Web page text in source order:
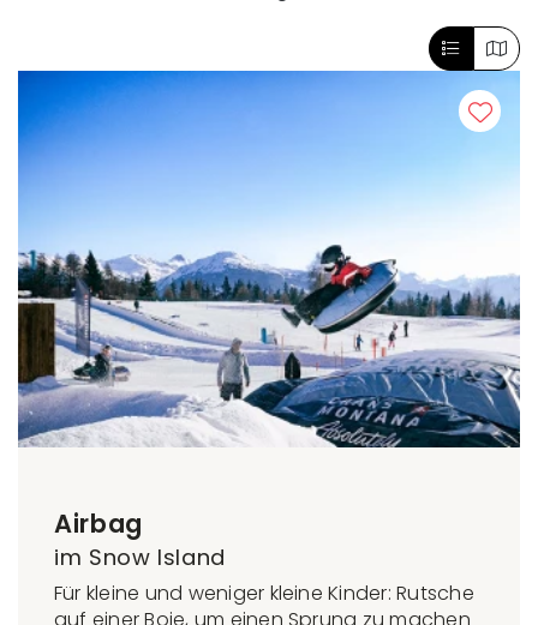
Airbag
im Snow Island
Für kleine und weniger kleine Kinder: Rutsche